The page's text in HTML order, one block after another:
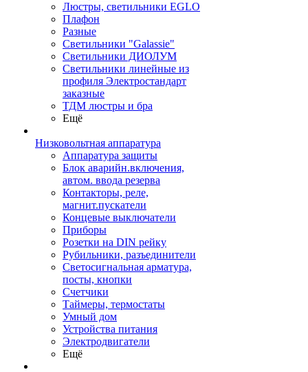
Люстры, светильники EGLO
Плафон
Разные
Светильники "Galassie"
Светильники ДИОЛУМ
Светильники линейные из
профиля Электростандарт
заказные
ТДМ люстры и бра
Ещё
Низковольтная аппаратура
Аппаратура защиты
Блок аварийн.включения,
автом. ввода резерва
Контакторы, реле,
магнит.пускатели
Концевые выключатели
Приборы
Розетки на DIN рейку
Рубильники, разъединители
Светосигнальная арматура,
посты, кнопки
Счетчики
Таймеры, термостаты
Умный дом
Устройства питания
Электродвигатели
Ещё